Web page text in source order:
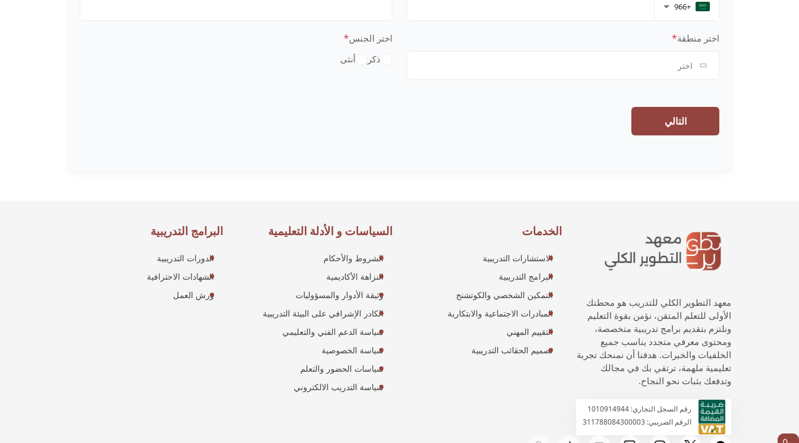
+966
اختر منطقة*
اختر
اختر الجنس*
ذكر أنثى
التالي
معهد التطوير الكلي للتدريب هو محطتك
الأولى للتعلم المتقن، نؤمن بقوة التعليم
ونلتزم بتقديم برامج تدريبية متخصصة،
ومحتوى معرفي متجدد يناسب جميع
الخلفيات والخبرات. هدفنا أن نمنحك تجربة
تعليمية ملهمة، ترتقي بك في مجالك
وتدفعك بثبات نحو النجاح.
رقم السجل التجاري: 1010914944
الرقم الضريبي: 311788084300003
الخدمات
الاستشارات التدريبية
البرامج التدريبية
التمكين الشخصي والكوتشنج
المبادرات الاجتماعية والابتكارية
التقييم المهني
تصميم الحقائب التدريبية
السياسات و الأدلة التعليمية
الشروط والأحكام
النزاهة الأكاديمية
وثيقة الأدوار والمسؤوليات
الكادر الإشرافي على البيئة التدريبية
سياسة الدعم الفني والتعليمي
سياسة الخصوصية
سياسات الحضور والتعلم
سياسة التدريب الالكتروني
البرامج التدريبية
الدورات التدريبية
الشهادات الاحترافية
ورش العمل